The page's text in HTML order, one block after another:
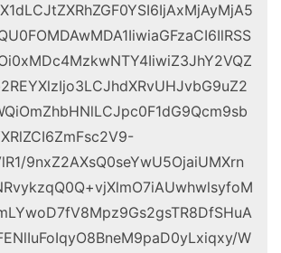
9nxZ2AXsQ0seYwU5OjaiUMXrn
W